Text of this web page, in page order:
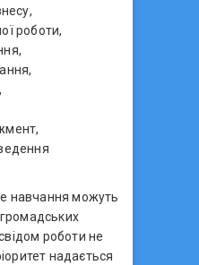
роботи,
навчання можуть
роботи не
надається